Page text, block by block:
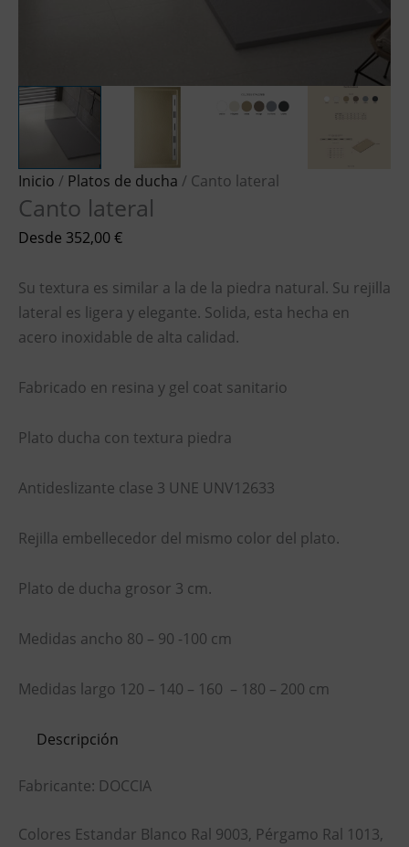
Inicio / Platos de ducha / Canto lateral
Canto lateral
Desde 352,00€
Su textura es similar a la de la piedra natural. Su rejilla
lateral es ligera y elegante. Solida, esta hecha en
acero inoxidable de alta calidad.
Fabricado en resina y gel coat sanitario
Plato ducha con textura piedra
Antideslizante clase 3 UNE UNV12633
Rejilla embellecedor del mismo color del plato.
Plato de ducha grosor 3 cm.
Medidas ancho 80 – 90 -100 cm
Medidas largo 120 – 140 – 160 – 180 – 200 cm
Descripción
Fabricante: DOCCIA
Colores Estandar Blanco Ral 9003, Pérgamo Ral 1013,